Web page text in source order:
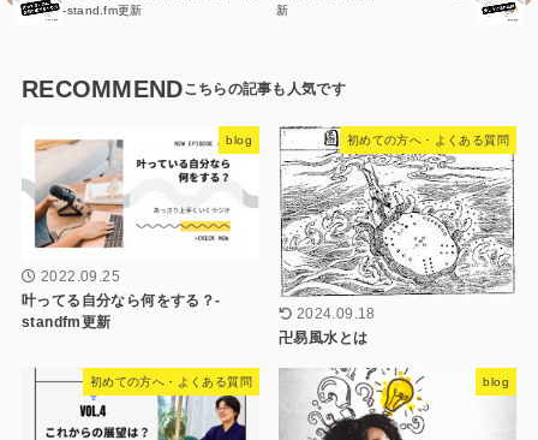
-stand.fm更新
新
RECOMMEND
blog
2022.09.25
叶ってる自分なら何をする？-
standfm更新
初めての方へ・よくある質問
2024.09.18
卍易風水とは
初めての方へ・よくある質問 blog